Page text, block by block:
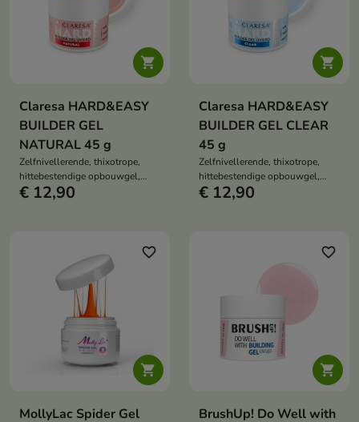

Claresa HARD&EASY
BUILDER GEL
NATURAL 45 g
Zelfnivellerende, thixotrope,
hittebestendige opbouwgel,
geen bakproces in de lamp, geen
€ 12,90

Claresa HARD&EASY
BUILDER GEL CLEAR
45 g
Zelfnivellerende, thixotrope,
hittebestendige opbouwgel,
geen bakproces in de lamp, geen
€ 12,90

favorite_border
MollyLac Spider Gel

favorite_border
BrushUp! Do Well with